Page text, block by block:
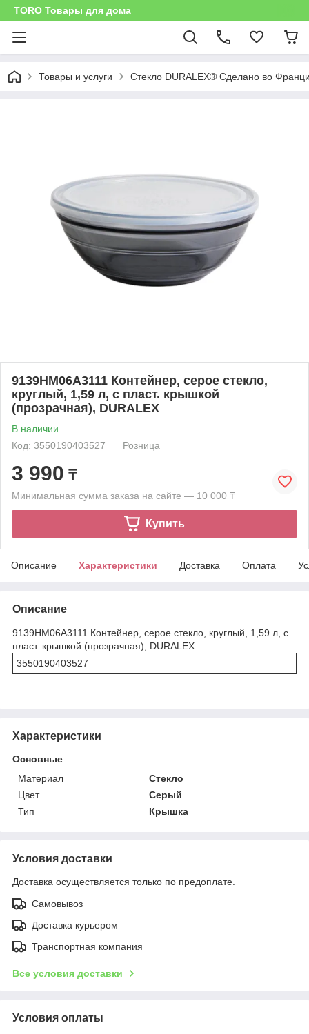
TORO Товары для дома
Товары и услуги Стекло DURALEX® Сделано во
9139HM06A3111 Контейнер, серое стекло,
круглый, 1,59 л, с пласт. крышкой
(прозрачная), DURALEX
В наличии
Код: 3550190403527
Розница
3 990 ₸
Минимальная сумма заказа на сайте — 10 000 ₸
Купить
Описание Характеристики Доставка Оплата
Описание
9139HM06A3111 Контейнер, серое стекло, круглый, 1,59 л, с
пласт. крышкой (прозрачная), DURALEX
3550190403527
Характеристики
Основные
Материал
Стекло
Цвет
Серый
Тип
Крышка
Условия доставки
Доставка осуществляется только по предоплате.
Самовывоз
Доставка курьером
Транспортная компания
Все условия доставки
Условия оплаты